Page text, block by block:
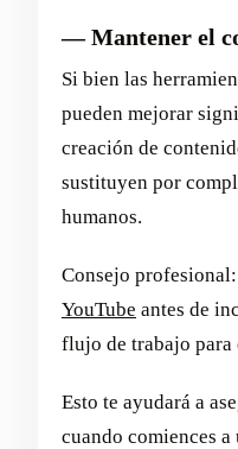
— Mantener el
Si bien las
pueden mejorar
creación de
sustituyen por
humanos.
Consejo profesional:
YouTube antes de
flujo de trabajo para
Esto te ayudará a
cuando comiences